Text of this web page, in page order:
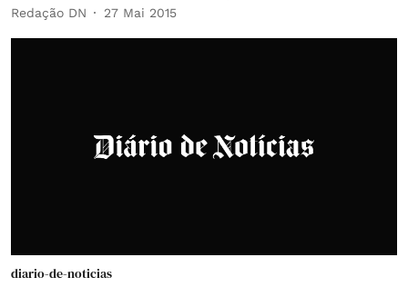
Redação DN 27 Mai 2015
diario-de-noticias